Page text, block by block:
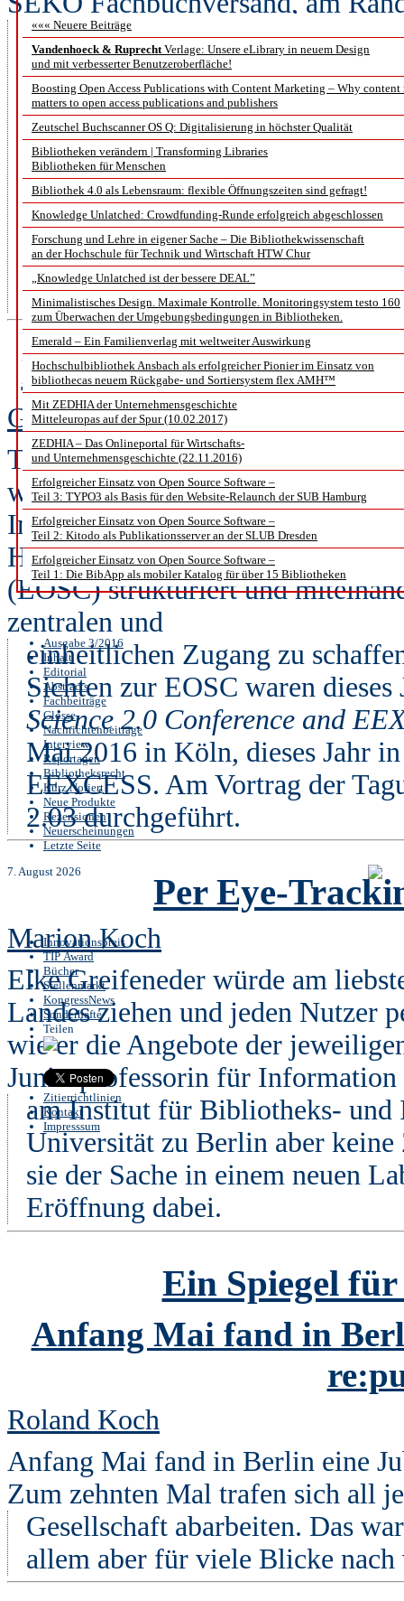
««« Neuere Beiträge
Vandenhoeck & RuprechtVerlage: Unsere eLibrary in neuem Design
und mit verbesserter Benutzeroberfläche!
Boosting Open Access Publications with Content Marketing – Why content
matters to open access publications and publishers
Zeutschel Buchscanner OS Q: Digitalisierung in höchster Qualität
Bibliotheken verändern | Transforming Libraries
Bibliotheken für Menschen
Bibliothek 4.0 als Lebensraum: flexible Öffnungszeiten sind gefragt!
Knowledge Unlatched: Crowdfunding-Runde erfolgreich abgeschlossen
Forschung und Lehre in eigener Sache – Die Bibliothekwissenschaft
an der Hochschule für Technik und Wirtschaft HTW Chur
„Knowledge Unlatched ist der bessere DEAL”
Minimalistisches Design. Maximale Kontrolle. Monitoringsystem testo 160
zum Überwachen der Umgebungsbedingungen in Bibliotheken.
Emerald – Ein Familienverlag mit weltweiter Auswirkung
Hochschulbibliothek Ansbach als erfolgreicher Pionier im Einsatz von
bibliothecas neuem Rückgabe- und Sortiersystem flex AMH™
Mit ZEDHIA der Unternehmensgeschichte
Mitteleuropas auf der Spur (10.02.2017)
ZEDHIA – Das Onlineportal für Wirtschafts-
und Unternehmensgeschichte (22.11.2016)
Erfolgreicher Einsatz von Open Source Software –
Teil 3: TYPO3 als Basis für den Website-Relaunch der SUB Hamburg
Erfolgreicher Einsatz von Open Source Software –
Teil 2: Kitodo als Publikationsserver an der SLUB Dresden
Erfolgreicher Einsatz von Open Source Software –
Teil 1: Die BibApp als mobiler Katalog für über 15 Bibliotheken
Ausgabe 3/2016
Inhalt
Editorial
Abstracts
Fachbeiträge
Glosse
Nachrichtenbeiträge
Interview
Reportagen
Bibliotheksrecht
Kurz Notiert
Neue Produkte
Rezensionen
Neuerscheinungen
Letzte Seite
7. August 2026
Innovationspreis
TIP Award
Bücher
Stellenmarkt
KongressNews
Sonderhefte
Teilen
Zitierrichtlinien
Kontakt
Impresssum
Dass Bedarf an den
Intermediäre erbringen, auch
sich Vortragende und
einig. Das Problem seien
Cary Bruce von Ebsco, denn
funktioniert nicht mehr”. Wenn
nicht bewegen, warnte Dr.
Player”. Was Fachbuchhandel,
vorhaben, um im Markt zu
Bericht von der 3.
Guido Scherp und Johanna
Täglich werden unzählige
weiterverarbeitet und auch
Infrastrukturen existierenden,
Herkunft und Disziplinen sollen
(EOSC) strukturiert und
zentralen und
einheitlichen Zugang zu
Sichten zur EOSC waren
Science 2.0 Conference and
Mai 2016 in Köln, dieses Jahr
EEXCESS. Am Vortrag der
2.03 durchgeführt.
Per Eye-
Marion Koch
Elke Greifeneder würde am
Landes ziehen und jeden Nutzer
wie er die Angebote der
Juniorprofessorin für Information
am Institut für Bibliotheks- und
Universität zu Berlin aber
sie der Sache in einem neuen
Eröffnung dabei.
Ein Spiegel
Anfang Mai fand in
Roland Koch
Anfang Mai fand in Berlin eine
Zum zehnten Mal trafen sich all
Gesellschaft abarbeiten. Das
allem aber für viele Blicke nach